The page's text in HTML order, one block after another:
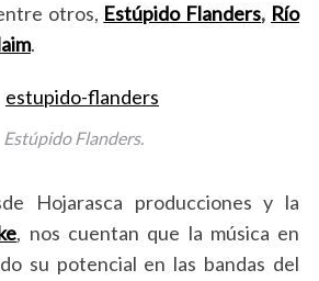
otros, Estúpido Flanders, Río
.
Estúpido Flanders.
Hojarasca producciones y la
, nos cuentan que la música en
su potencial en las bandas del